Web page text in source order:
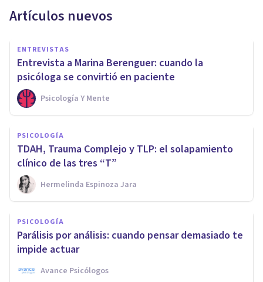
Artículos nuevos
ENTREVISTAS
Entrevista a Marina Berenguer: cuando la
psicóloga se convirtió en paciente
Psicología Y Mente
PSICOLOGÍA
TDAH, Trauma Complejo y TLP: el solapamiento
clínico de las tres “T”
Hermelinda Espinoza Jara
PSICOLOGÍA
Parálisis por análisis: cuando pensar demasiado te
impide actuar
Avance Psicólogos